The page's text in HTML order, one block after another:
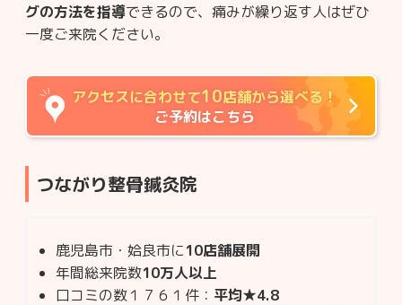
グの方法を指導できるので、痛みが繰り返す人はぜひ
一度ご来院ください。
アクセスに合わせて10店舗から選べる！
ご予約はこちら
つながり整骨鍼灸院
鹿児島市・姶良市に10店舗展開
年間総来院数10万人以上
口コミの数１７６１件： 平均★4.8